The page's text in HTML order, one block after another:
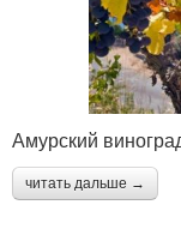
Амурский
читать дальше →